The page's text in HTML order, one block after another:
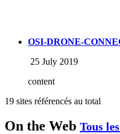
OSI-DRONE-
25 July 2019
content
19 sites référencés au total
On the Web Tous